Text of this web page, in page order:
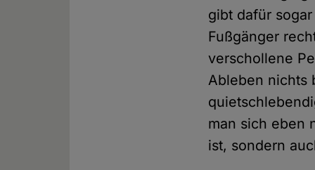
gibt dafür
Fußgänger
verschollene
Ableben nichts
man sich eben
ist, sondern